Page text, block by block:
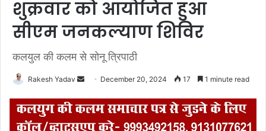
शुक्रवार को आयोजित हुआ
सीएम जनकल्याण शिविर
कलयुल की कलम से सोनू त्रिपाठी
Rakesh Yadav
n
d
December 20, 2024 17 1 minute read